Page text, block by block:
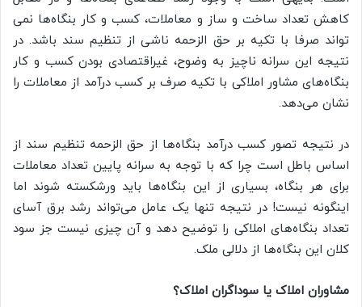
کاهش تعداد ساخت و ساز و معاملات، کسب و کار بنگاه‌ها نمی
تواند صرفا با تکیه بر حق الزحمه ناشی از تنظیم سند باشد. در
نتیجه این سرانه ناچیز به وضوح، غیراقتصادی بودن کسب و کار
بنگاه‌های مشاور املاکی با تکیه صرف بر کسب درآمد از معاملات را
نشان می‌دهد.
در نتیجه تصور کسب درآمد بنگاه‌ها از حق الزحمه تنظیم سند از
اساس باطل است چرا که با توجه به سرانه پایین تعداد معاملات
برای هر بنگاه، بسیاری از این بنگاه‌ها باید ورشکسته شوند اما
اینگونه نیست! در نتیجه تنها یک عامل می‌تواند رشد برق آسای
تعداد بنگاه‌های املاکی را توضیح دهد و آن چیزی نیست جز سود
کلان این بنگاه‌ها از دلالی ملک.
مشاوران املاک یا سوداگران املاک؟